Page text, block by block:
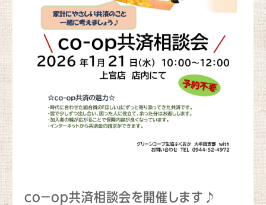
ｃｏ－ｏｐ共済相談会を開催します♪